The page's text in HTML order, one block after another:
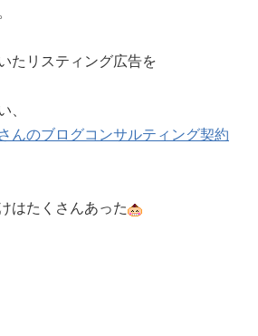
たリスティング広告を
、
んのブログコンサルティング契約
はたくさんあった